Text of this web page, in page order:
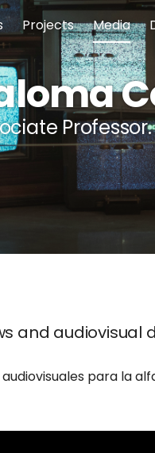
Projects Media
and audiovisual
para la